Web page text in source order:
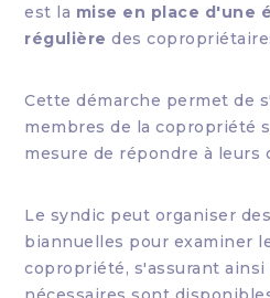
est la mise en place d'une
régulière des
Cette démarche permet de
membres de la copropriété
mesure de répondre à leurs
Le syndic peut organiser
biannuelles pour examiner
copropriété, s'assurant ainsi